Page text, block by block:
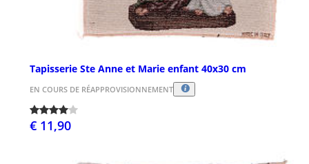
Tapisserie Ste Anne et Marie enfant 40x30 cm
EN COURS DE RÉAPPROVISIONNEMENT
€ 11,90